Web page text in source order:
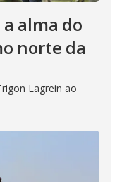
alma do
norte da
Lagrein ao